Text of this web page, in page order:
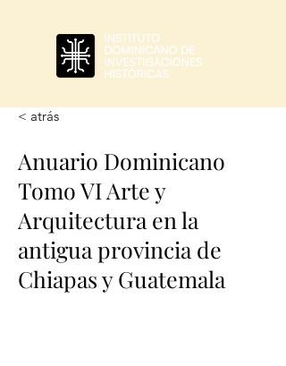
< atrás
Anuario Dominicano
Tomo VI Arte y
Arquitectura en la
antigua provincia de
Chiapas y Guatemala